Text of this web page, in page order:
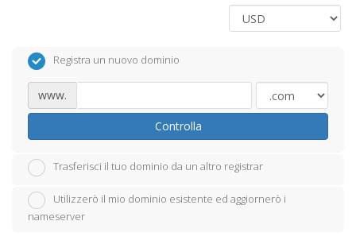
Registra un nuovo dominio
www.
Controlla
Trasferisci il tuo dominio da un altro registrar
Utilizzerò il mio dominio esistente ed aggiornerò i
nameserver